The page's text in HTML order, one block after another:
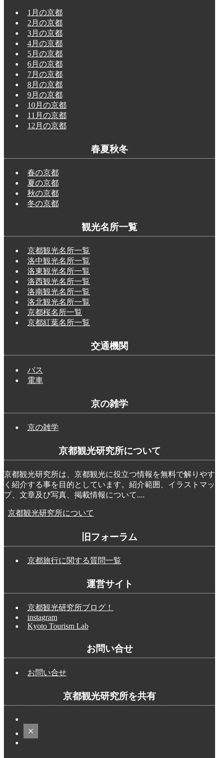
1月の京都
2月の京都
3月の京都
4月の京都
5月の京都
6月の京都
7月の京都
8月の京都
9月の京都
10月の京都
11月の京都
12月の京都
春夏秋冬
春の京都
夏の京都
秋の京都
冬の京都
観光名所一覧
京都観光名所一覧
洛中観光名所一覧
洛東観光名所一覧
洛西観光名所一覧
洛南観光名所一覧
洛北観光名所一覧
京都桜名所一覧
京都紅葉名所一覧
交通機関
バス
電車
京の雑学
京の雑学
京都観光研究所について
京都観光研究所は、京都観光に役立つ情報を無料で解りやす
く紹介する事を目的としています。紹介範囲、イラストマッ
プ、文章及び写真、掲載情報について....
京都観光研究所について
旧フォーラム
京都旅行に関する質問一覧
運営サイト
京都観光研究所ブログ！
instagram
Kyoto Tourism Lab
お問い合せ
お問い合せ
京都観光研究所を共有